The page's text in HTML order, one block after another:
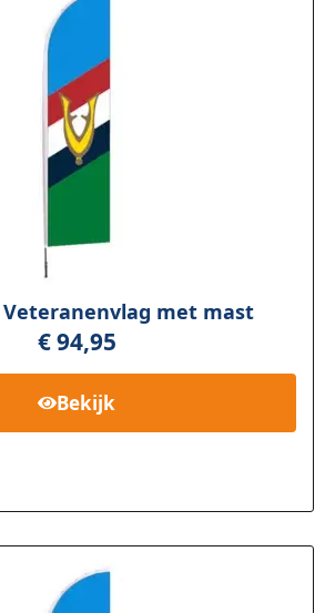
Veteranenvlag met mast
€94,95
Bekijk